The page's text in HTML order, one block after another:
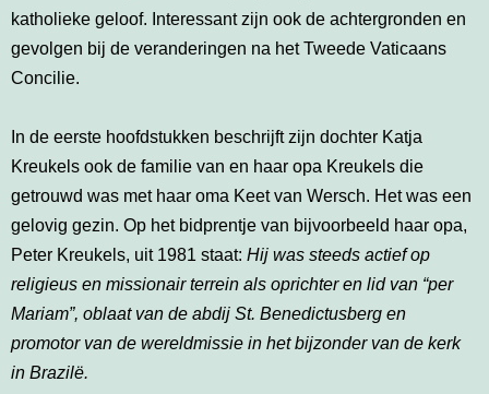
katholieke geloof. Interessant zijn ook de achtergronden en
gevolgen bij de veranderingen na het Tweede Vaticaans
Concilie.
In de eerste hoofdstukken beschrijft zijn dochter Katja
Kreukels ook de familie van en haar opa Kreukels die
getrouwd was met haar oma Keet van Wersch. Het was een
gelovig gezin. Op het bidprentje van bijvoorbeeld haar opa,
Peter Kreukels, uit 1981 staat: Hij was steeds actief op
religieus en missionair terrein als oprichter en lid van “per
Mariam”, oblaat van de abdij St. Benedictusberg en
promotor van de wereldmissie in het bijzonder van de kerk
in Brazilë.